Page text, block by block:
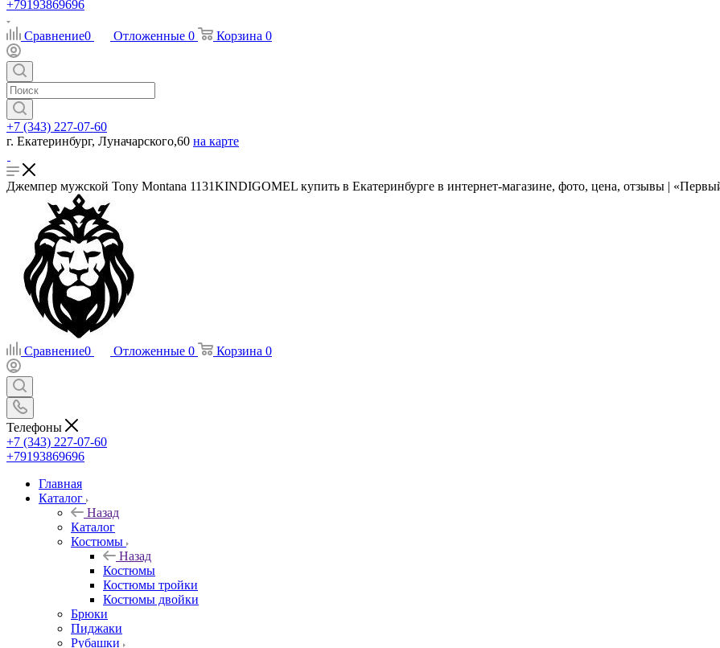
+79193869696
Сравнение0 Отложенные 0 Корзина 0
+7 (343) 227-07-60
г. Екатеринбург, Луначарского,60 на карте
Джемпер мужской Tony Montana 1131KINDIGOMEL купить в Екатеринбурге в интернет-магазине, фото, цена, отзывы |
Сравнение0 Отложенные 0 Корзина 0
Телефоны
+7 (343) 227-07-60
+79193869696
Главная
Каталог
Назад
Каталог
Костюмы
Назад
Костюмы
Костюмы тройки
Костюмы двойки
Брюки
Пиджаки
Рубашки